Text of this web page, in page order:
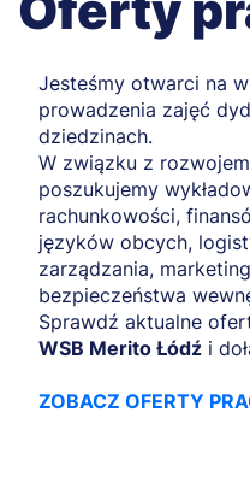
Jesteśmy otwarci na
prowadzenia zajęć
dziedzinach.
W związku z
poszukujemy
rachunkowości,
języków obcych,
zarządzania,
bezpieczeństwa
Sprawdź aktualne
WSB Merito Łódź i
ZOBACZ OFERTY